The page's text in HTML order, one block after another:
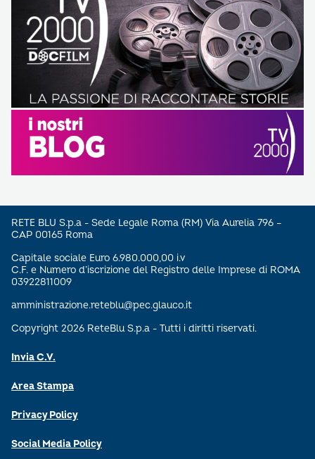
RETE BLU S.p.a - Sede Legale Roma (RM) Via Aurelia 796 –
CAP 00165 Roma
Capitale sociale Euro 6.980.000,00 i.v
C.F. e Numero d’iscrizione del Registro delle Imprese di ROMA
03922811009
amministrazione.reteblu@pec.glauco.it
Copyright 2026 ReteBlu S.p.a - Tutti i diritti riservati.
Invia C.V.
Area Stampa
Privacy Policy
Social Media Policy